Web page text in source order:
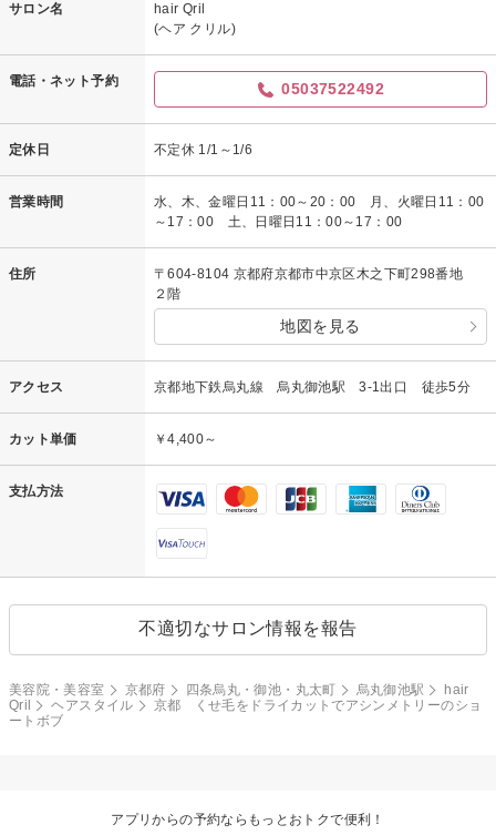
サロン名
hair Qril
(ヘア クリル)
電話・ネット予約 05037522492
定休日 不定休 1/1～1/6
営業時間
水、木、金曜日11：00～20：00 月、火曜日11：00
～17：00 土、日曜日11：00～17：00
住所
〒604-8104 京都府京都市中京区木之下町298番地
２階
地図を見る
アクセス 京都地下鉄烏丸線 烏丸御池駅 3-1出口 徒歩5分
カット単価 ￥4,400～
支払方法
不適切なサロン情報を報告
美容院・美容室 京都府 四条烏丸・御池・丸太町 烏丸御池駅
hair
Qril
ヘアスタイル
京都 くせ毛をドライカットでアシンメトリーのショ
ートボブ
アプリからの予約ならもっとおトクで便利！